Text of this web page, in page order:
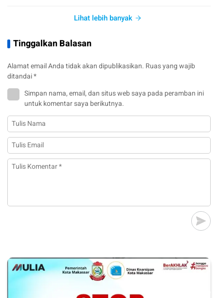
Lihat lebih banyak
Tinggalkan Balasan
Alamat email Anda tidak akan dipublikasikan. Ruas yang wajib
ditandai*
Simpan nama, email, dan situs web saya pada peramban ini
untuk komentar saya berikutnya.